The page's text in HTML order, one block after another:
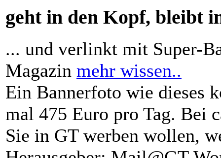
geht in den Kopf, bleibt
... und verlinkt mit Super-
Magazin mehr wissen..
Ein Bannerfoto wie dieses
mal 475 Euro pro Tag. Bei
Sie in GT werben wollen,